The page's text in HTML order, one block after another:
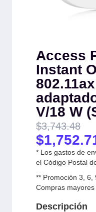
Access
Instant
V/18 W
$3,743.48
$
* Los gastos de
el Código Postal
** Promoción 3, 6,
Compras
Descripción